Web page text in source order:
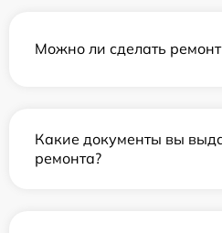
Можно ли сделать
Какие документы вы
ремонта?